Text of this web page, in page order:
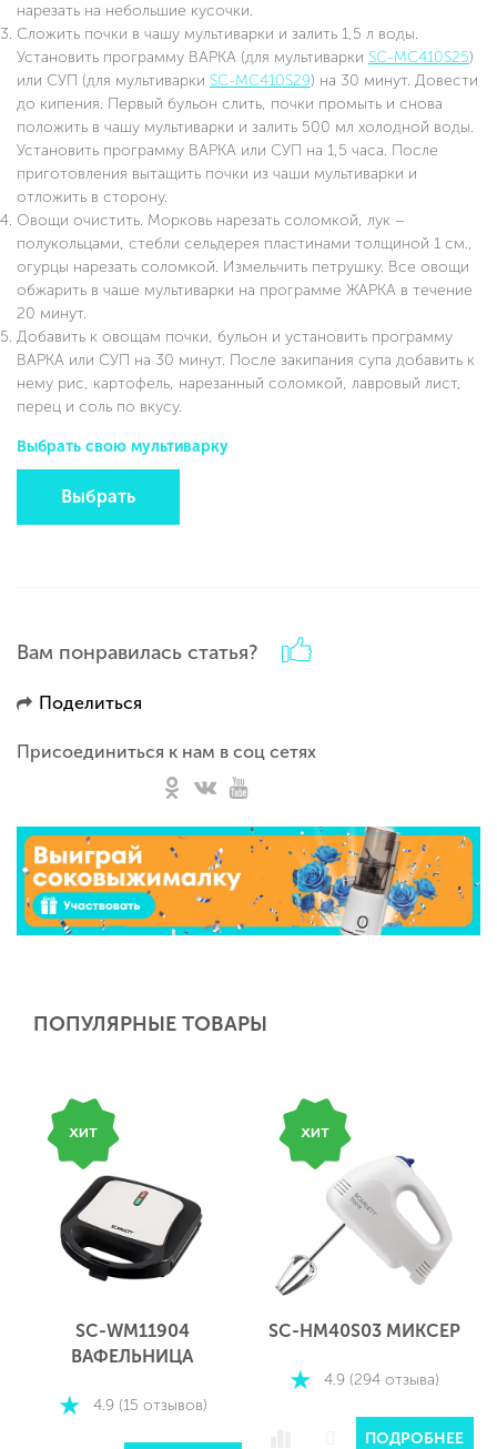
нарезать на небольшие кусочки.
Сложить почки в чашу мультиварки и залить 1,5 л воды.
Установить программу ВАРКА (для мультиварки SC-MC410S25)
или СУП (для мультиварки SC-MC410S29) на 30 минут. Довести
до кипения. Первый бульон слить, почки промыть и снова
положить в чашу мультиварки и залить 500 мл холодной воды.
Установить программу ВАРКА или СУП на 1,5 часа. После
приготовления вытащить почки из чаши мультиварки и
отложить в сторону.
Овощи очистить. Морковь нарезать соломкой, лук –
полукольцами, стебли сельдерея пластинами толщиной 1 см.,
огурцы нарезать соломкой. Измельчить петрушку. Все овощи
обжарить в чаше мультиварки на программе ЖАРКА в течение
20 минут.
Добавить к овощам почки, бульон и установить программу
ВАРКА или СУП на 30 минут. После закипания супа добавить к
нему рис, картофель, нарезанный соломкой, лавровый лист,
перец и соль по вкусу.
Выбрать свою мультиварку
Выбрать
Вам понравилась статья?
Поделиться
Присоединиться к нам в соц сетях
ПОПУЛЯРНЫЕ ТОВАРЫ
SC-WM11904
ВАФЕЛЬНИЦА
4.9 (15 отзывов)
SC-HM40S03 МИКСЕР
4.9 (294 отзыва)
ПОДРОБНЕЕ